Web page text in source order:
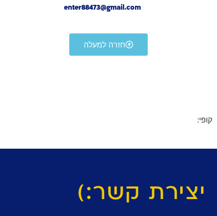
enter88473@gmail.com
חזרה למעלה
קופי:
יצירת קשר:)